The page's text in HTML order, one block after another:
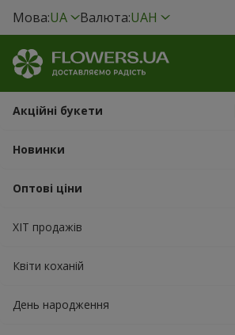
Мова:UA Валюта:UAH
Акційні букети
Новинки
Оптові ціни
ХІТ продажів
Квіти коханій
День народження